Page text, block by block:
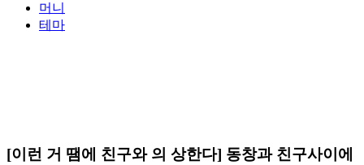
머니
테마
[이런 거 땜에 친구와 의 상한다] 동창과 친구사이에